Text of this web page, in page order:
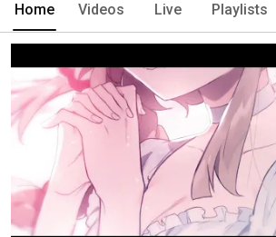
Home Videos Live Playlists